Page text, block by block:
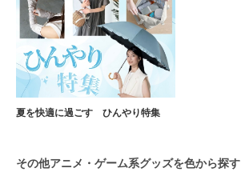
夏を快適に過ごす ひんやり特集
その他アニメ・ゲーム系グッズを色から探す